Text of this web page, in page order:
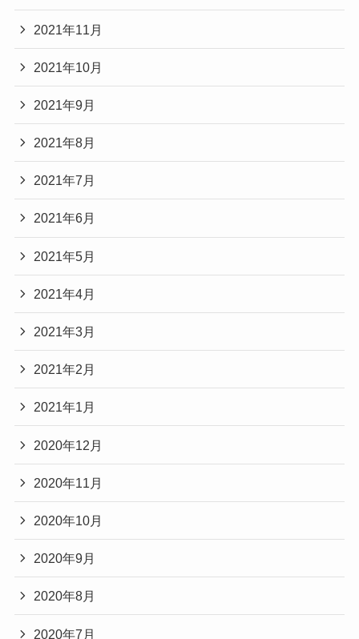
2021年11月
2021年10月
2021年9月
2021年8月
2021年7月
2021年6月
2021年5月
2021年4月
2021年3月
2021年2月
2021年1月
2020年12月
2020年11月
2020年10月
2020年9月
2020年8月
2020年7月